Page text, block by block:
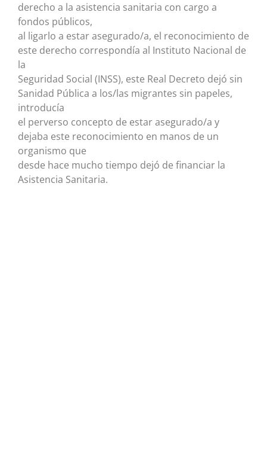
derecho a la asistencia sanitaria con cargo a
fondos públicos,
al ligarlo a estar asegurado/a, el reconocimiento de
este derecho correspondía al Instituto Nacional de
la
Seguridad Social (INSS), este Real Decreto dejó sin
Sanidad Pública a los/las migrantes sin papeles,
introducía
el perverso concepto de estar asegurado/a y
dejaba este reconocimiento en manos de un
organismo que
desde hace mucho tiempo dejó de financiar la
Asistencia Sanitaria.